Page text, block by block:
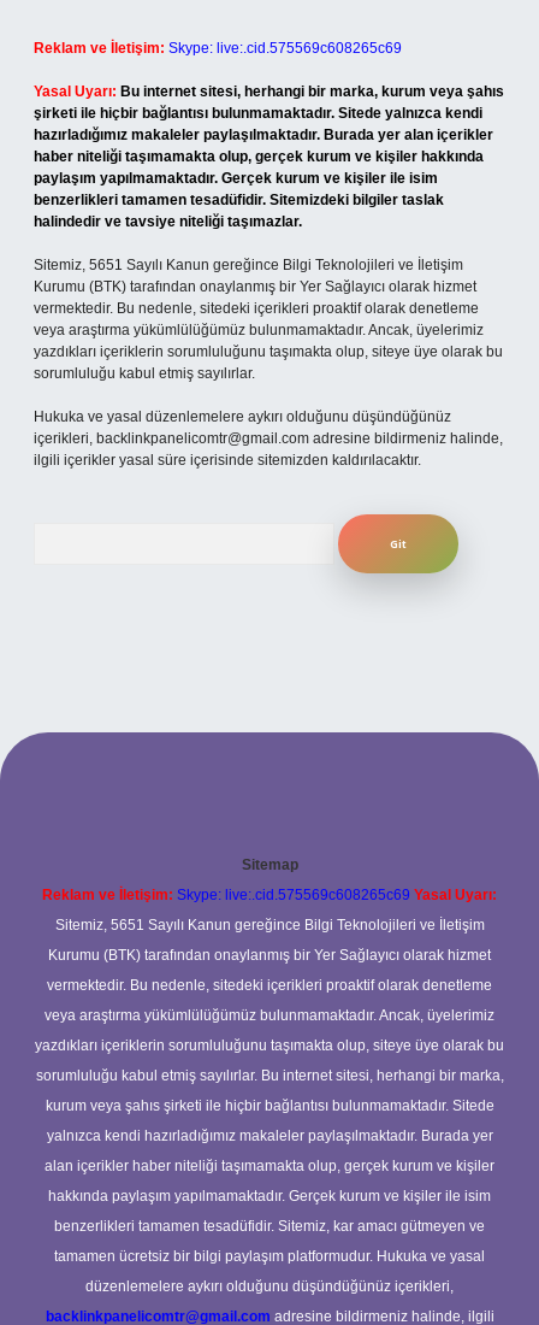
Reklam ve İletişim: Skype: live:.cid.575569c608265c69
Yasal Uyarı: Bu internet sitesi, herhangi bir marka, kurum veya şahıs
şirketi ile hiçbir bağlantısı bulunmamaktadır. Sitede yalnızca kendi
hazırladığımız makaleler paylaşılmaktadır. Burada yer alan içerikler
haber niteliği taşımamakta olup, gerçek kurum ve kişiler hakkında
paylaşım yapılmamaktadır. Gerçek kurum ve kişiler ile isim
benzerlikleri tamamen tesadüfidir. Sitemizdeki bilgiler taslak
halindedir ve tavsiye niteliği taşımazlar.
Sitemiz, 5651 Sayılı Kanun gereğince Bilgi Teknolojileri ve İletişim
Kurumu (BTK) tarafından onaylanmış bir Yer Sağlayıcı olarak hizmet
vermektedir. Bu nedenle, sitedeki içerikleri proaktif olarak denetleme
veya araştırma yükümlülüğümüz bulunmamaktadır. Ancak, üyelerimiz
yazdıkları içeriklerin sorumluluğunu taşımakta olup, siteye üye olarak bu
sorumluluğu kabul etmiş sayılırlar.
Hukuka ve yasal düzenlemelere aykırı olduğunu düşündüğünüz
içerikleri, backlinkpanelicomtr@gmail.com adresine bildirmeniz halinde,
ilgili içerikler yasal süre içerisinde sitemizden kaldırılacaktır.
Sitemap
Reklam ve İletişim: Skype: live:.cid.575569c608265c69 Yasal Uyarı:
Sitemiz, 5651 Sayılı Kanun gereğince Bilgi Teknolojileri ve İletişim
Kurumu (BTK) tarafından onaylanmış bir Yer Sağlayıcı olarak hizmet
vermektedir. Bu nedenle, sitedeki içerikleri proaktif olarak denetleme
veya araştırma yükümlülüğümüz bulunmamaktadır. Ancak, üyelerimiz
yazdıkları içeriklerin sorumluluğunu taşımakta olup, siteye üye olarak bu
sorumluluğu kabul etmiş sayılırlar. Bu internet sitesi, herhangi bir marka,
kurum veya şahıs şirketi ile hiçbir bağlantısı bulunmamaktadır. Sitede
yalnızca kendi hazırladığımız makaleler paylaşılmaktadır. Burada yer
alan içerikler haber niteliği taşımamakta olup, gerçek kurum ve kişiler
hakkında paylaşım yapılmamaktadır. Gerçek kurum ve kişiler ile isim
benzerlikleri tamamen tesadüfidir. Sitemiz, kar amacı gütmeyen ve
tamamen ücretsiz bir bilgi paylaşım platformudur. Hukuka ve yasal
düzenlemelere aykırı olduğunu düşündüğünüz içerikleri,
backlinkpanelicomtr@gmail.com adresine bildirmeniz halinde, ilgili